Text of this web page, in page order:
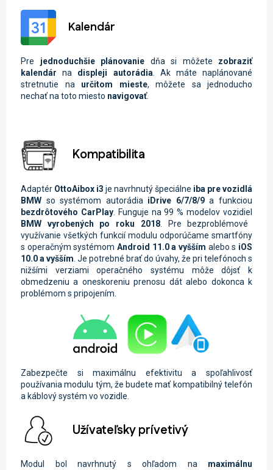
Kalendár
Pre jednoduchšie plánovanie dňa si môžete zobraziť
kalendár na displeji autorádia . Ak máte naplánované
stretnutie na určitom mieste, môžete sa jednoducho
nechať na toto miesto navigovať.
Kompatibilita
Adaptér OttoAibox i3 je navrhnutý špeciálne iba pre vozidlá
BMW so systémom autorádiaiDrive 6/7/8/9a funkciou
bezdrôtového CarPlay. Funguje na 99 % modelov vozidiel
BMW vyrobených po roku 2018. Pre bezproblémové
využívanie všetkých funkcií modulu odporúčame smartfóny
s operačným systémom Android 11.0 a vyšším alebo s iOS
10.0 a vyšším. Je potrebné brať do úvahy, že pri telefónoch s
nižšími verziami operačného systému môže dôjsť k
obmedzeniu a oneskoreniu prenosu dát alebo dokonca k
problémom s pripojením.
Zabezpečte si maximálnu efektivitu a spoľahlivosť
používania modulu tým, že budete mať kompatibilný telefón
a káblový systém vo vozidle.
Užívateľsky prívetivý
Modul bol navrhnutý s ohľadom na maximálnu